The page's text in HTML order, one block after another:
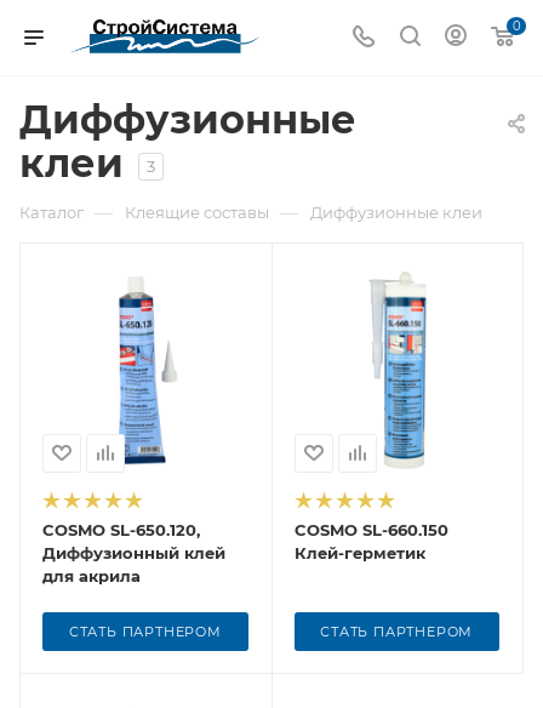
0
Диффузионные
клеи
3
Каталог — Клеящие составы — Диффузионные клеи
COSMO SL-650.120,
Диффузионный клей
для акрила
СТАТЬ ПАРТНЕРОМ
COSMO SL-660.150
Клей-герметик
СТАТЬ ПАРТНЕРОМ